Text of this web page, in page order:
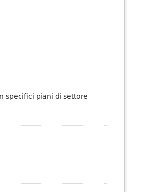
specifici piani di settore